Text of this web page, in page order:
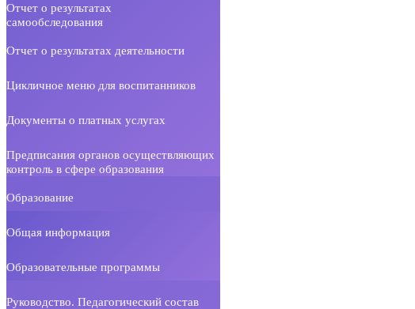
Отчет о результатах
самообследования
Отчет о результатах деятельности
Цикличное меню для воспитанников
Документы о платных услугах
Предписания органов осуществляющих
контроль в сфере образования
Образование
Общая информация
Образовательные программы
Руководство. Педагогический состав